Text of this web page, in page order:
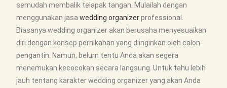
semudah membalik telapak tangan. Mulailah dengan
menggunakan jasawedding organizerprofessional.
Biasanya wedding organizer akan berusaha menyesuaikan
diri dengan konsep pernikahan yang diinginkan oleh calon
pengantin. Namun, belum tentu Anda akan segera
menemukan kecocokan secara langsung. Untuk tahu lebih
jauh tentang karakter wedding organizer yang akan Anda